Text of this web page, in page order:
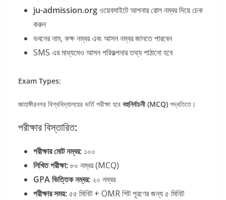
ju-admission.orgওয়েবসাইটে আপনার রোল নম্বর দিয়ে চেক
করুন
ভবনের নাম, কক্ষ নম্বর এবং আসন নম্বর জানতে পারবেন
SMS এর মাধ্যমেও আসন পরিকল্পনার তথ্য পাঠানো হবে
Exam Types:
জাহাঙ্গীরনগর বিশ্ববিদ্যালয়ের ভর্তি পরীক্ষা হবে বহুনির্বাচনী (MCQ) পদ্ধতিতে।
পরীক্ষার বিস্তারিত:
পরীক্ষার মোট নম্বর: ১০০
লিখিত পরীক্ষা:৮০ নম্বর (MCQ)
GPA ভিত্তিক নম্বর: ২০ নম্বর
পরীক্ষার সময়:৫৫ মিনিট + OMR শিট পূরণের জন্য ৫ মিনিট